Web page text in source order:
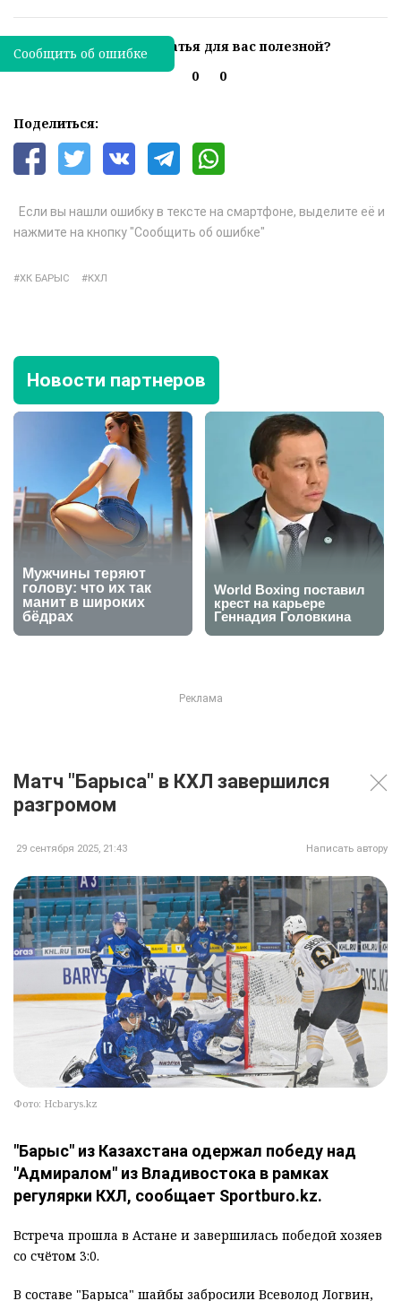
Была ли эта статья для вас полезной?
0
0
Поделиться:
Если вы нашли ошибку в тексте на смартфоне, выделите её и
нажмите на кнопку "Сообщить об ошибке"
ХК БАРЫС КХЛ
Сообщить об ошибке
Новости партнеров
Матч "Барыса" в КХЛ завершился
разгромом
29 сентября 2025, 21:43 Написать автору
Фото: Hcbarys.kz
"Барыс" из Казахстана одержал победу над
"Адмиралом" из Владивостока в рамках
регулярки КХЛ, сообщает Sportburo.kz.
Встреча прошла в Астане и завершилась победой хозяев
со счётом 3:0.
В составе "Барыса" шайбы забросили Всеволод Логвин,